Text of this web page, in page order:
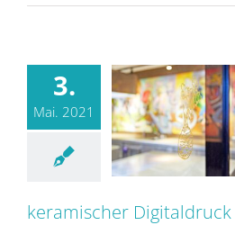
3.
Mai. 2021
keramischer Digitaldruck